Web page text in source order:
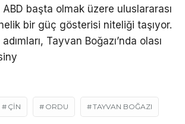
ABD başta olmak üzere uluslararası
bir güç gösterisi niteliği taşıyor.
Tayvan Boğazı’nda olası
ÇIN ORDU TAYVAN BOĞAZI